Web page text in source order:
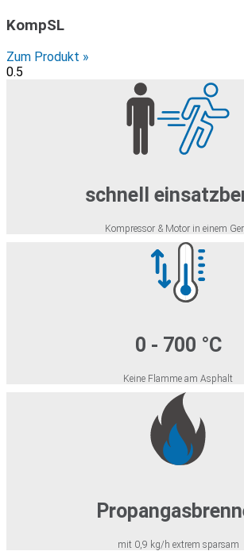
KompSL
Zum Produkt »
schnell
Kompressor & Motor in einem
0 - 700 °C
Keine Flamme am Asphalt
mit 0,9 kg/h extrem sparsam